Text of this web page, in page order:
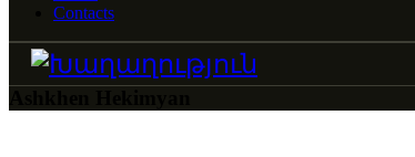
Contacts